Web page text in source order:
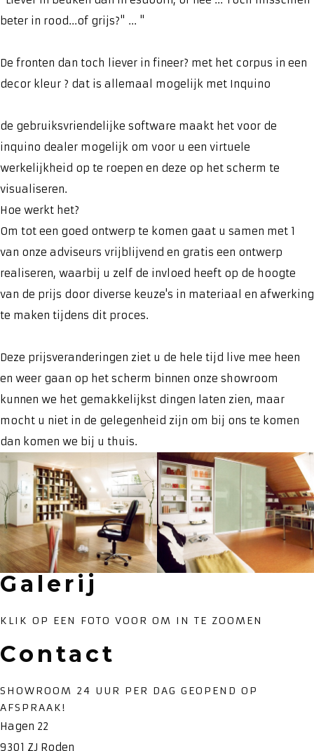
beter in rood...of grijs?" ... "
De fronten dan toch liever in fineer? met het corpus in een
decor kleur ? dat is allemaal mogelijk met Inquino
de gebruiksvriendelijke software maakt het voor de
inquino dealer mogelijk om voor u een virtuele
werkelijkheid op te roepen en deze op het scherm te
visualiseren.
Hoe werkt het?
Om tot een goed ontwerp te komen gaat u samen met 1
van onze adviseurs vrijblijvend en gratis een ontwerp
realiseren, waarbij u zelf de invloed heeft op de hoogte
van de prijs door diverse keuze's in materiaal en afwerking
te maken tijdens dit proces.
Deze prijsveranderingen ziet u de hele tijd live mee heen
en weer gaan op het scherm binnen onze showroom
kunnen we het gemakkelijkst dingen laten zien, maar
mocht u niet in de gelegenheid zijn om bij ons te komen
dan komen we bij u thuis.
Galerij
KLIK OP EEN FOTO VOOR OM IN TE ZOOMEN
Contact
SHOWROOM 24 UUR PER DAG GEOPEND OP
AFSPRAAK!
Hagen 22
9301 ZJ Roden